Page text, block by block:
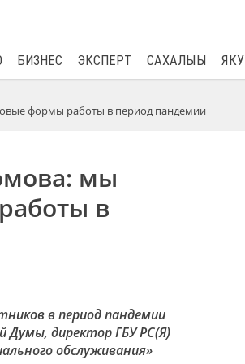
БИЗНЕС ЭКСПЕРТ САХАЛЫЫ
формы работы в период пандемии
мы
в
в период пандемии
Думы, директор ГБУ РС(Я)
обслуживания»